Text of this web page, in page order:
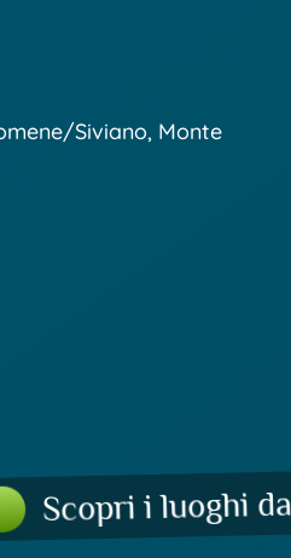
Siviano, Monte
i luoghi da